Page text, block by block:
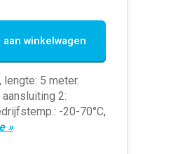
winkelwagen
lengte: 5 meter.
2:
-20-70°C,
»